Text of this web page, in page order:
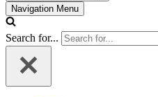
Navigation Menu
Search for...